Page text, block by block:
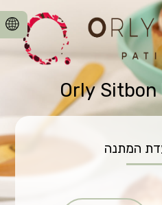
Orly
המתנה